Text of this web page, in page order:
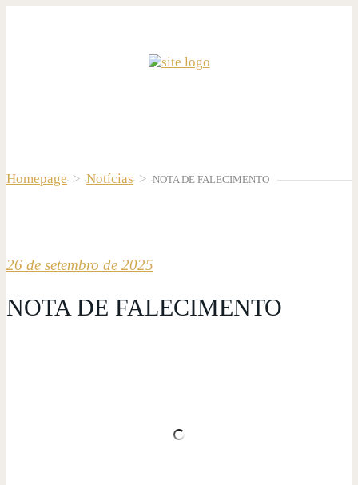
Homepage > Notícias > NOTA DE FALECIMENTO
26 de setembro de 2025
NOTA DE FALECIMENTO